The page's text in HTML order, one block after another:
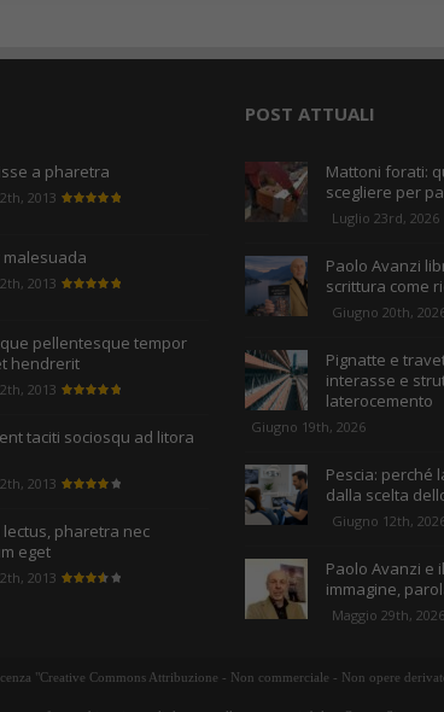
a pharetra
2013
2013
pellentesque tempor
hendrerit
2013
taciti sociosqu ad litora
2013
pharetra nec
eget
2013
POST ATTUALI
Mattoni forati:
scegliere per
Luglio 23rd, 2026
Paolo Avanzi
scrittura come
Giugno 20th,
Pignatte e
interasse e
laterocemento
Giugno 19th, 2026
Pescia: perché
dalla scelta
Giugno 12th,
Paolo Avanzi e
immagine,
Maggio 29th, 2026
"Creative Commons Attribuzione - Non commerciale - Non opere